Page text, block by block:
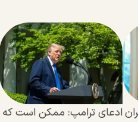
ادعای ترامپ: ممکن است که